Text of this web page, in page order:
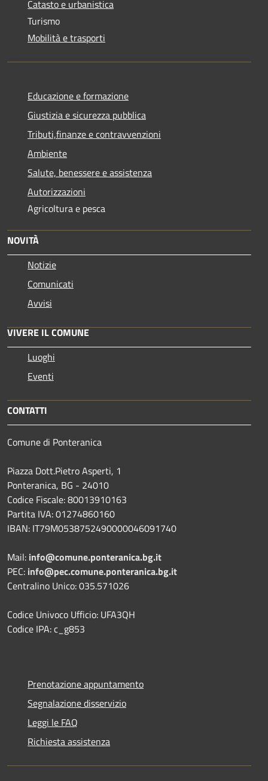
Catasto e urbanistica
Turismo
Mobilità e trasporti
Educazione e formazione
Giustizia e sicurezza pubblica
Tributi,finanze e contravvenzioni
Ambiente
Salute, benessere e assistenza
Autorizzazioni
Agricoltura e pesca
NOVITÀ
Notizie
Comunicati
Avvisi
VIVERE IL COMUNE
Luoghi
Eventi
CONTATTI
Comune di Ponteranica
Piazza Dott.Pietro Asperti, 1
Ponteranica, BG - 24010
Codice Fiscale: 80013910163
Partita IVA: 01274860160
IBAN: IT79M0538752490000046091740
Mail: info@comune.ponteranica.bg.it
PEC: info@pec.comune.ponteranica.bg.it
Centralino Unico: 035.571026
Codice Univoco Ufficio: UFA3QH
Codice IPA: c_g853
Prenotazione appuntamento
Segnalazione disservizio
Leggi le FAQ
Richiesta assistenza